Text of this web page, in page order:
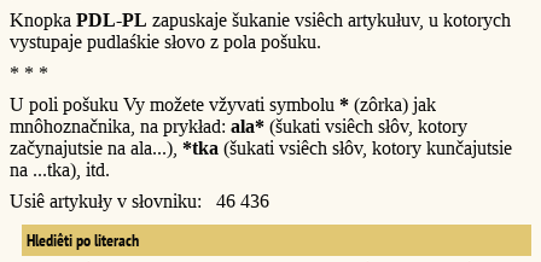
Knopka PDL-PL zapuskaje šukanie vsiêch artykułuv, u kotorych
vystupaje pudlaśkie słovo z pola pošuku.
* * *
U poli pošuku Vy možete vžyvati symbolu * (zôrka) jak
mnôhoznačnika, na prykład: ala* (šukati vsiêch słôv, kotory
začynajutsie na ala...), *tka (šukati vsiêch słôv, kotory kunčajutsie
na ...tka), itd.
Usiê artykuły v słovniku: 46 436
Hlediêti po literach